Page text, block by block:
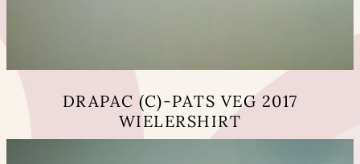
DRAPAC (C)-PATS VEG 2017
WIELERSHIRT